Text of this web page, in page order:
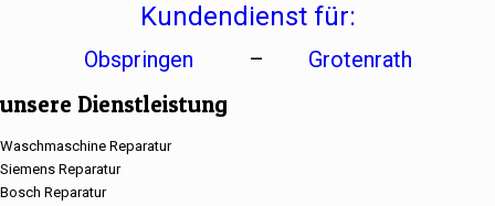
Kundendienst für:
Obspringen – Grotenrath
unsere Dienstleistung
Waschmaschine Reparatur
Siemens Reparatur
Bosch Reparatur